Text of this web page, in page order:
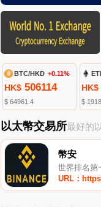
BTC/HKD +0.11%
HK$ 506114
$ 64961.4
HK$
$
以太幣交易所最好的
幣安
世界排名第
URL：